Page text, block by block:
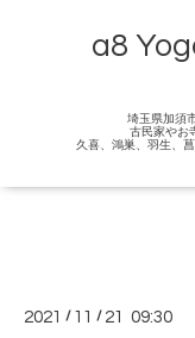
a8
埼玉県加須
古民家やお
久喜、鴻巣、羽生、
2021 / 11 / 21 09:30